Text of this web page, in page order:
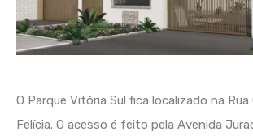
O Parque Vitória Sul fica localizado na Rua
Felícia. O acesso é feito pela Avenida